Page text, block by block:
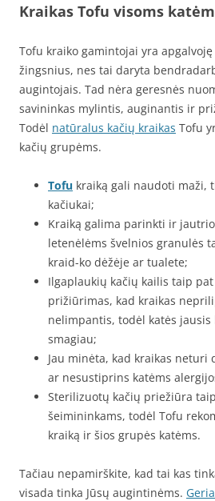
Kraikas Tofu visoms
Tofu kraiko gamintojai yra apgalvoję
žingsnius, nes tai daryta
augintojais. Tad nėra geresnės
savininkas mylintis, auginantis ir
Todėl natūralus kačių kraikas Tofu
kačių grupėms.
Tofu kraiką gali naudoti maži,
kačiukai;
Kraiką galima parinkti ir
letenėlėms švelnios granulės
kraid-ko dėžėje ar tualete;
Ilgaplaukių kačių kailis taip
prižiūrimas, kad kraikas
nelimpantis, todėl katės
smagiau;
Jau minėta, kad kraikas neturi
ar nesustiprins katėms
Sterilizuotų kačių priežiūra
šeimininkams, todėl Tofu
kraiką ir šios grupės katėms.
Tačiau nepamirškite, kad tai kas
visada tinka Jūsų augintinėms.